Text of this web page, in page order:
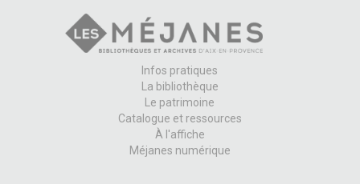
Infos pratiques
La bibliothèque
Le patrimoine
Catalogue et ressources
À l'affiche
Méjanes numérique